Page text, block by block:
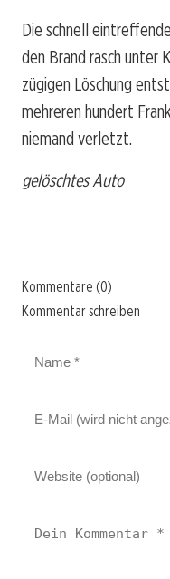
Die schnell
den Brand rasch unter
zügigen Löschung
mehreren hundert
niemand verletzt.
gelöschtes Auto
Kommentare (0)
Kommentar schreiben